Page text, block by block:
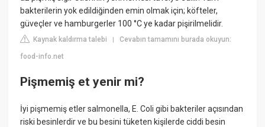
bakterilerin yok edildiğinden emin olmak için; köfteler,
güveçler ve hamburgerler 100 °C ye kadar pişirilmelidir.
Kaynak kaldırma talebi |Cevabın tamamını burada okuyun:
food-info.net
Pişmemiş et yenir mi?
İyi pişmemiş etler salmonella, E. Coli gibi bakteriler açısından
riski besinlerdir ve bu besini tüketen kişilerde ciddi besin